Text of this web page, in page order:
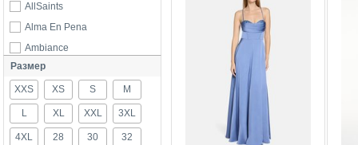
AllSaints
Alma En Pena
Ambiance
Ana Alcazar
Anna Field
Anna October
Apart
Размер
XXS XS S M
L XL XXL 3XL
4XL 28 30 32